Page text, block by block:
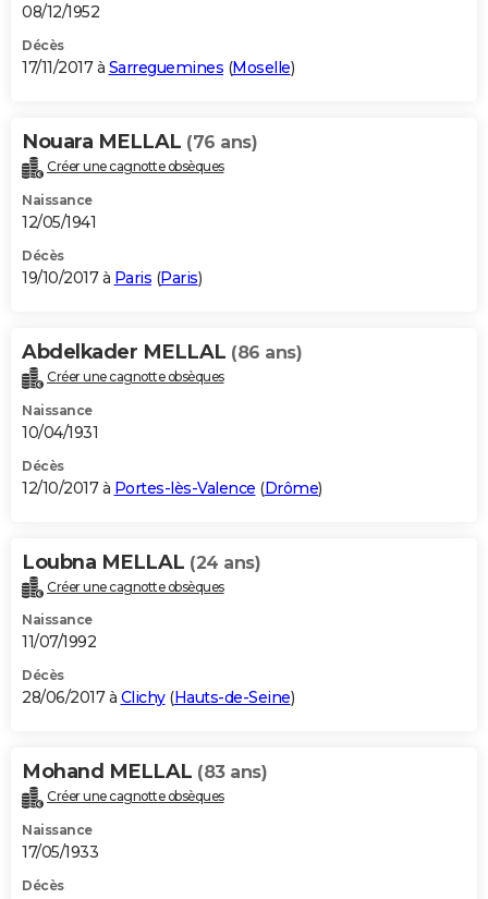
08/12/1952
Décès
17/11/2017 à Sarreguemines (Moselle)
Nouara MELLAL (76 ans)
Créer une cagnotte obsèques
Naissance
12/05/1941
Décès
19/10/2017 à Paris (Paris)
Abdelkader MELLAL (86 ans)
Créer une cagnotte obsèques
Naissance
10/04/1931
Décès
12/10/2017 à Portes-lès-Valence (Drôme)
Loubna MELLAL (24 ans)
Créer une cagnotte obsèques
Naissance
11/07/1992
Décès
28/06/2017 à Clichy(Hauts-de-Seine)
Mohand MELLAL (83 ans)
Créer une cagnotte obsèques
Naissance
17/05/1933
Décès